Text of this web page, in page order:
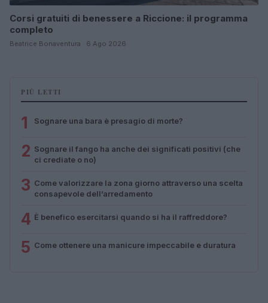
Corsi gratuiti di benessere a Riccione: il programma
completo
Beatrice Bonaventura · 6 Ago 2026
PIÙ LETTI
1 Sognare una bara è presagio di morte?
2 Sognare il fango ha anche dei significati positivi (che
ci crediate o no)
3 Come valorizzare la zona giorno attraverso una scelta
consapevole dell’arredamento
4 È benefico esercitarsi quando si ha il raffreddore?
5 Come ottenere una manicure impeccabile e duratura